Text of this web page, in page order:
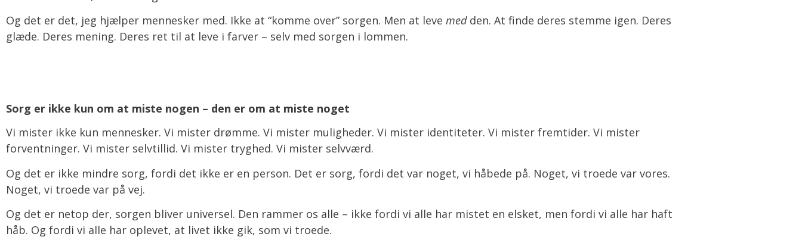
Og det er det, jeg hjælper mennesker med. Ikke at “komme over” sorgen. Men at leve medden. At finde deres stemme igen. Deres
glæde. Deres mening. Deres ret til at leve i farver – selv med sorgen i lommen.
Sorg er ikke kun om at miste nogen – den er om at miste noget
Vi mister ikke kun mennesker. Vi mister drømme. Vi mister muligheder. Vi mister identiteter. Vi mister fremtider. Vi mister
forventninger. Vi mister selvtillid. Vi mister tryghed. Vi mister selvværd.
Og det er ikke mindre sorg, fordi det ikke er en person. Det er sorg, fordi det var noget, vi håbede på. Noget, vi troede var vores.
Noget, vi troede var på vej.
Og det er netop der, sorgen bliver universel. Den rammer os alle – ikke fordi vi alle har mistet en elsket, men fordi vi alle har haft
håb. Og fordi vi alle har oplevet, at livet ikke gik, som vi troede.